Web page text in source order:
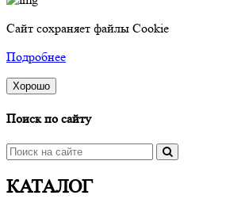
Сайт сохраняет файлы Cookie
Подробнее
Хорошо
Поиск по сайту
КАТАЛОГ